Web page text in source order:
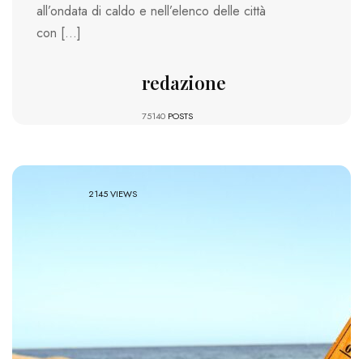
all’ondata di caldo e nell’elenco delle città
con […]
redazione
75140 POSTS
2145 VIEWS